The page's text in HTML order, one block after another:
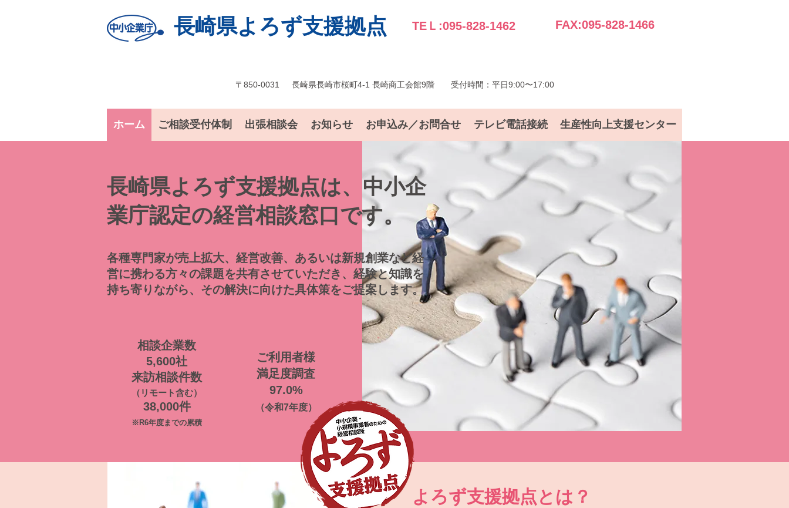
長崎県よろず支援拠点 TEＬ:095-828-1462 FAX:095-828-1466
〒850-0031 長崎県長崎市桜町4-1 長崎商工会館9階 受付時間：平日9:00〜17:00
ホーム ご相談受付体制 出張相談会 お知らせ お申込み／お問合せ テレビ電話接続 生産性向上支援センター
長崎県よろず支援拠点は、中小企
業庁認定の経営相談窓口です。
各種専門家が売上拡大、経営改善、あるいは新規創業など経
営に携わる方々の課題を共有させていただき、経験と知識を
持ち寄りながら、その解決に向けた具体策をご提案します。
相談企業数
5,600社
来訪相談件数
（リモート含む）
38,000件
※R6年度までの累積
ご利用者様
満足度調査
97.0%
（令和7年度）
よろず支援拠点とは？